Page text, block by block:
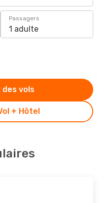
Passagers
1 adulte
+ Hôtel
des vols